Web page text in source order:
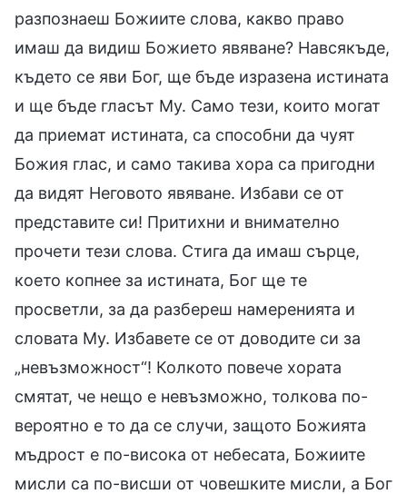
разпознаеш Божиите слова, какво право
имаш да видиш Божието явяване? Навсякъде,
където се яви Бог, ще бъде изразена истината
и ще бъде гласът Му. Само тези, които могат
да приемат истината, са способни да чуят
Божия глас, и само такива хора са пригодни
да видят Неговото явяване. Избави се от
представите си! Притихни и внимателно
прочети тези слова. Стига да имаш сърце,
което копнее за истината, Бог ще те
просветли, за да разбереш намеренията и
словата Му. Избавете се от доводите си за
„невъзможност“! Колкото повече хората
смятат, че нещо е невъзможно, толкова по-
вероятно е то да се случи, защото Божията
мъдрост е по-висока от небесата, Божиите
мисли са по-висши от човешките мисли, а Бог